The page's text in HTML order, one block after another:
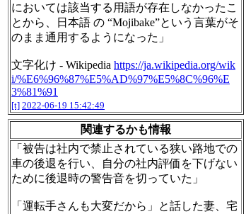
においては該当する用語が存在しなかったこ
とから、日本語 の “Mojibake”という言葉がそ
のまま通用するようになった」
文字化け - Wikipedia https://ja.wikipedia.org/wik
i/%E6%96%87%E5%AD%97%E5%8C%96%E
3%81%91
[t] 2022-06-19 15:42:49
関連するかも情報
「被告は社内で禁止されている狭い路地での
車の後退を行い、自分の社内評価を下げない
ために後退時の警告音を切っていた」
「運転手さんも大変だから」と話した妻、宅